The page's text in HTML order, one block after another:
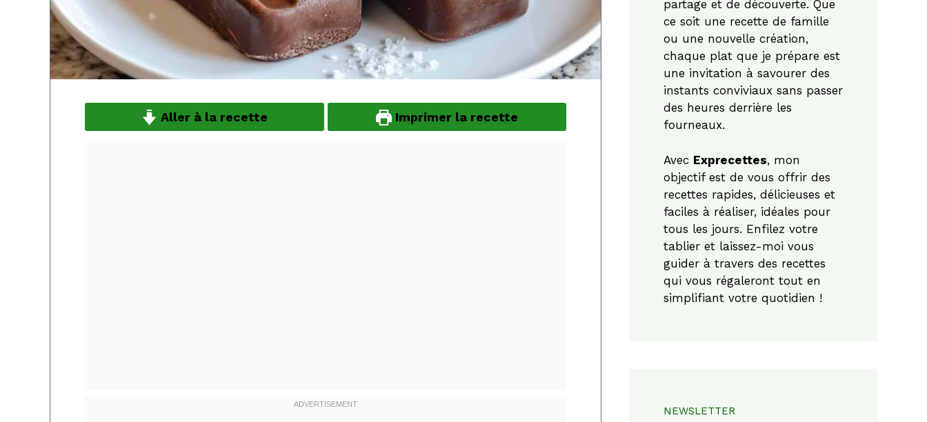
Aller à la recette Imprimer la recette
partage et de découverte. Que
ce soit une recette de famille
ou une nouvelle création,
chaque plat que je prépare est
une invitation à savourer des
instants conviviaux sans passer
des heures derrière les
fourneaux.
Avec Exprecettes, mon
objectif est de vous offrir des
recettes rapides, délicieuses et
faciles à réaliser, idéales pour
tous les jours. Enfilez votre
tablier et laissez-moi vous
guider à travers des recettes
qui vous régaleront tout en
simplifiant votre quotidien !
NEWSLETTER